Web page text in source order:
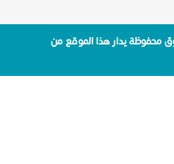
محفوظة يدار هذا الموقع من